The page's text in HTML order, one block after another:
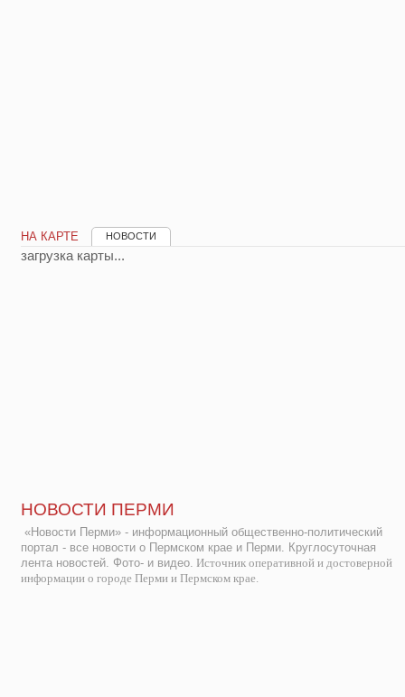
НА КАРТЕ НОВОСТИ
загрузка карты...
НОВОСТИ ПЕРМИ
«Новости Перми» - информационный общественно-политический
портал - все новости о Пермском крае и Перми. Круглосуточная
лента новостей. Фото- и видео. Источник оперативной и достоверной
информации о городе Перми и Пермском крае.